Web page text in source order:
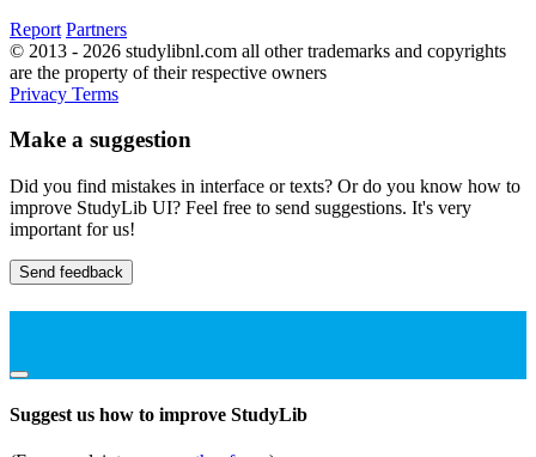
Report Partners
© 2013 - 2026 studylibnl.com all other trademarks and copyrights
are the property of their respective owners
Privacy Terms
Make a suggestion
Did you find mistakes in interface or texts? Or do you know how to
improve StudyLib UI? Feel free to send suggestions. It's very
important for us!
Send feedback
Suggest us how to improve StudyLib